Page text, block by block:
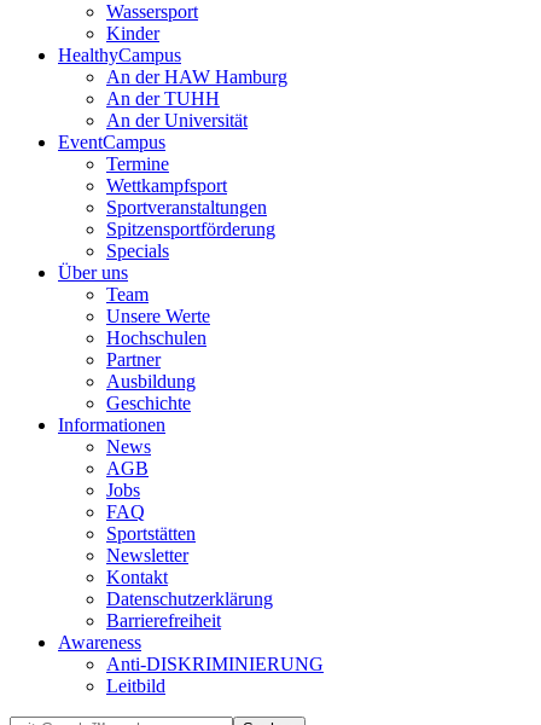
Wassersport
Kinder
HealthyCampus
An der HAW Hamburg
An der TUHH
An der Universität
EventCampus
Termine
Wettkampfsport
Sportveranstaltungen
Spitzensportförderung
Specials
Über uns
Team
Unsere Werte
Hochschulen
Partner
Ausbildung
Geschichte
Informationen
News
AGB
Jobs
FAQ
Sportstätten
Newsletter
Kontakt
Datenschutzerklärung
Barrierefreiheit
Awareness
Anti-DISKRIMINIERUNG
Leitbild